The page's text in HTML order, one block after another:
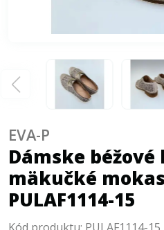
Dámske béžové
mäkučké
PULAF1114-15
EVA-P